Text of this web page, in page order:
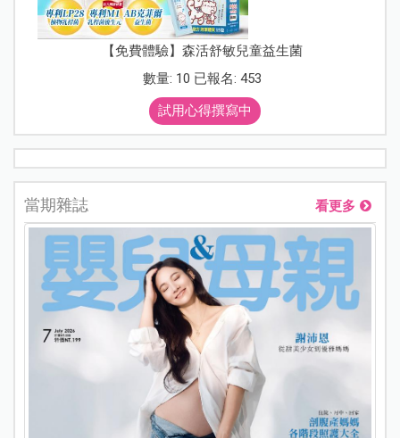
【免費體驗】森活舒敏兒童益生菌
數量: 10 已報名: 453
試用心得撰寫中
當期雜誌 看更多